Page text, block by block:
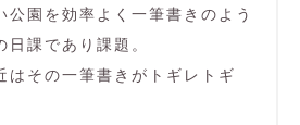
公園を効率よく一筆書きのよう
課であり課題。
はその一筆書きがトギレトギ